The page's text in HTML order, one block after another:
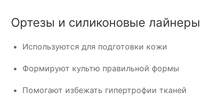
Ортезы и силиконовые лайнеры
Используются для подготовки кожи
Формируют культю правильной формы
Помогают избежать гипертрофии тканей